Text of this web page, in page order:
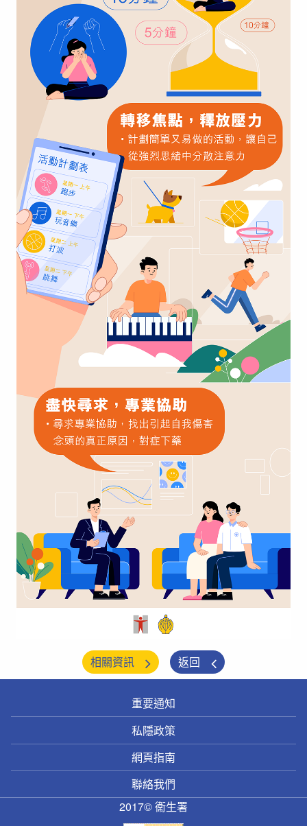
相關資訊 返回
重要通知
私隱政策
網頁指南
聯絡我們
2017© 衞生署